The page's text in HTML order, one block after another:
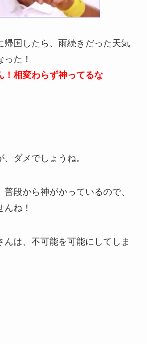
帰国したら、雨続きだった天気
た！
！相変わらず神ってるな
ダメでしょうね。
段から神がかっているので、
ね！
んは、不可能を可能にしてしま